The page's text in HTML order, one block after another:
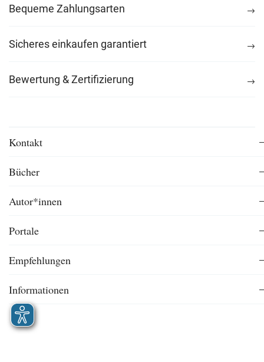
Bequeme Zahlungsarten
Sicheres einkaufen garantiert
Bewertung & Zertifizierung
Kontakt
Bücher
Autor*innen
Portale
Empfehlungen
Informationen